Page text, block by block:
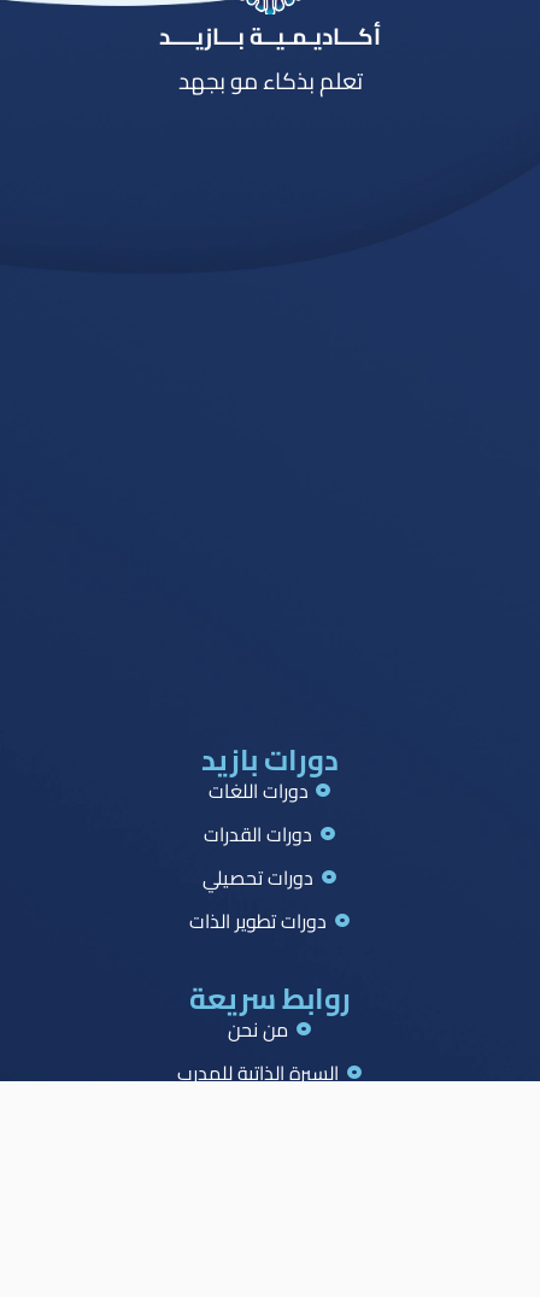
أكـــاديـمـيــة بـــازيــــد
تعلم بذكاء مو بجهد
دورات بازيد
دورات اللغات
دورات القدرات
دورات تحصيلي
دورات تطوير الذات
روابط سريعة
من نحن
السيرة الذاتية للمدرب